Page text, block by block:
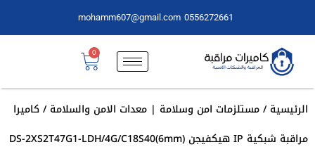
0556272661
mohamm607@gmail.com
0
الرئيسية/مستلزمات امن وسلامة | معدات الامن والسلامة/ كاميرا
مراقبة شبكية IP هيكفيجن DS-2XS2T47G1-LDH/4G/C18S40(6mm)